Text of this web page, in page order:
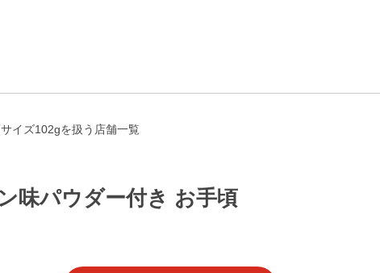
イズ102gを扱う店舗一覧
味パウダー付き お手頃